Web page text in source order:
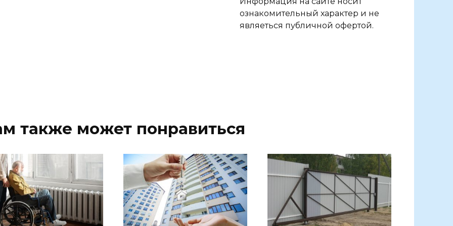
ознакомительный характер и не
являеться публичной офертой.
также может понравиться